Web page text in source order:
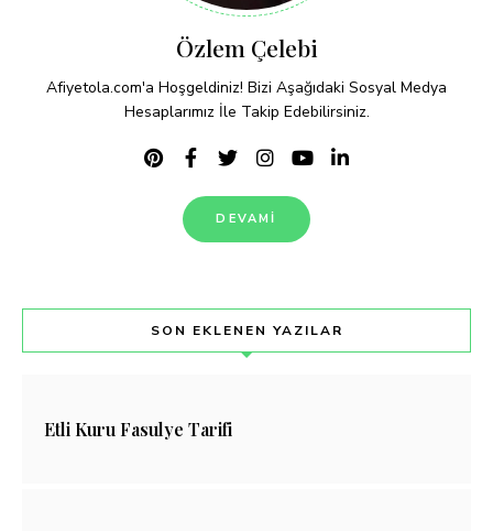
Özlem Çelebi
Afiyetola.com'a Hoşgeldiniz! Bizi Aşağıdaki Sosyal Medya
Hesaplarımız İle Takip Edebilirsiniz.
DEVAMI
SON EKLENEN YAZILAR
Etli Kuru Fasulye Tarifi